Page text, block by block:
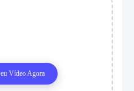
Vídeo Agora